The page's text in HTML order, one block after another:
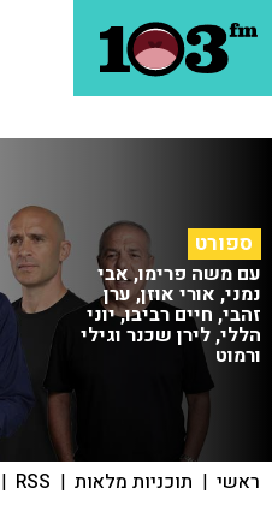
ספורט
עם משה פרימו, אבי
נמני, אורי אוזן, ערן
זהבי, חיים רביבו, יוני
הללי, לירן שכנר וגילי
ורמוט
ראשי | תוכניות מלאות |
RSS
|